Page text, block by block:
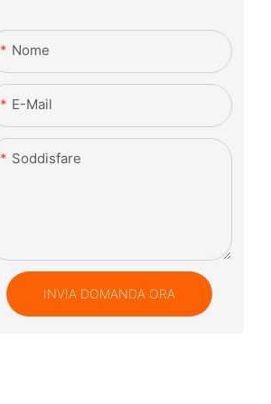
Nome
E-Mail
Soddisfare
INVIA DOMANDA ORA